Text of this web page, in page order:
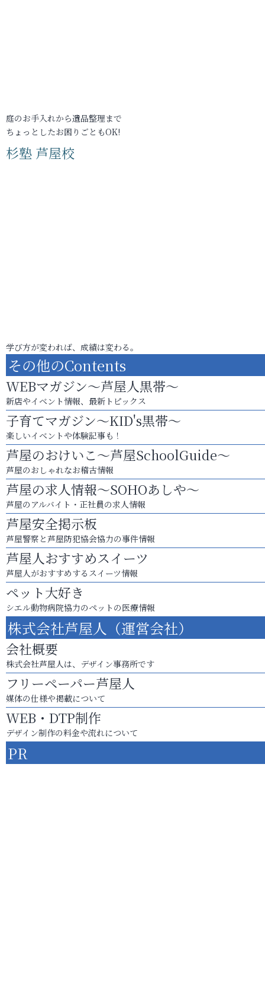
庭のお手入れから遺品整理まで
ちょっとしたお困りごともOK!
杉塾 芦屋校
学び方が変われば、成績は変わる。
その他のContents
WEBマガジン～芦屋人黒帯～
新店やイベント情報、最新トピックス
子育てマガジン～KID's黒帯～
楽しいイベントや体験記事も！
芦屋のおけいこ～芦屋SchoolGuide～
芦屋のおしゃれなお稽古情報
芦屋の求人情報～SOHOあしや～
芦屋のアルバイト・正社員の求人情報
芦屋安全掲示板
芦屋警察と芦屋防犯協会協力の事件情報
芦屋人おすすめスイーツ
芦屋人がおすすめするスイーツ情報
ペット大好き
シエル動物病院協力のペットの医療情報
株式会社芦屋人（運営会社）
会社概要
株式会社芦屋人は、デザイン事務所です
フリーペーパー芦屋人
媒体の仕様や掲載について
WEB・DTP制作
デザイン制作の料金や流れについて
PR